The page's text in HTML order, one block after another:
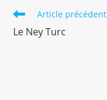
Article précédent
Le Ney Turc